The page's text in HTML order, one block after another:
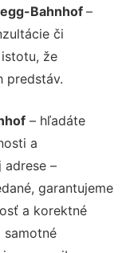
Bahnhof –
či
že
predstáv.
– hľadáte
a
adrese –
garantujeme
a korektné
samotné